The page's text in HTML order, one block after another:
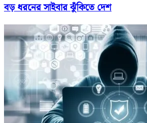
বড় ধরনের সাইবার ঝুঁকিতে দেশ